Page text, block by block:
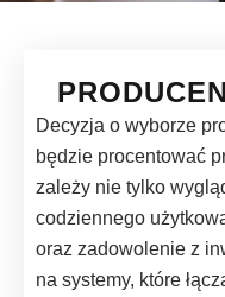
Decyzja o wyborze
będzie procentować
zależy nie tylko
codziennego
oraz zadowolenie z
na systemy, które